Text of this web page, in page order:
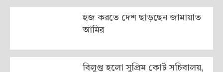
হজ করতে দেশ ছাড়ছেন জামায়াত
আমির
বিলুপ্ত হলো সুপ্রিম কোর্ট সচিবালয়,